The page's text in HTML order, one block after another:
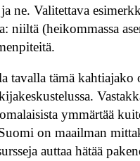
ne. Valitettava
niiltä (heikommassa
tavalla tämä kahtiajako
ymmärtää
on maailman
auttaa hätää